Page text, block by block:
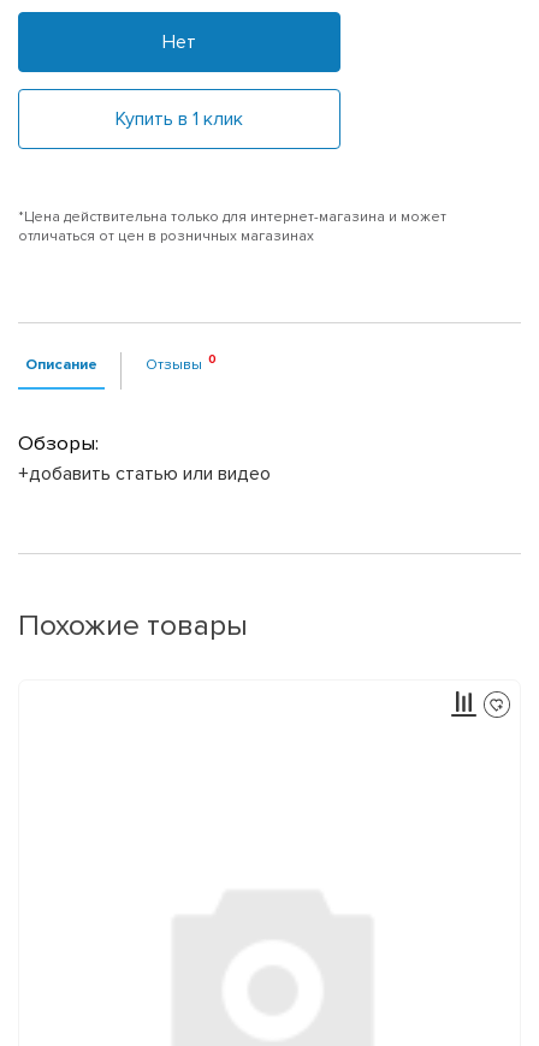
Нет
Купить в 1 клик
*Цена действительна только для интернет-магазина и может
отличаться от цен в розничных магазинах
Описание Отзывы
Обзоры:
+добавить статью или видео
Похожие товары